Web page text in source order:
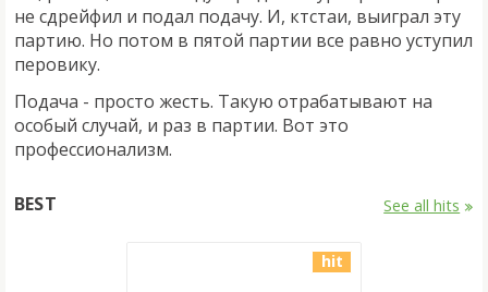
не сдрейфил и подал подачу. И, ктстаи, выиграл эту
партию. Но потом в пятой партии все равно уступил
перовику.
Подача - просто жесть. Такую отрабатывают на
особый случай, и раз в партии. Вот это
профессионализм.
BEST See all hits
hit